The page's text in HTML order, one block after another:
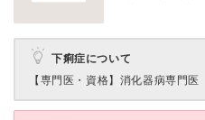
下痢症について
【専門医・資格】 消化器病専門医